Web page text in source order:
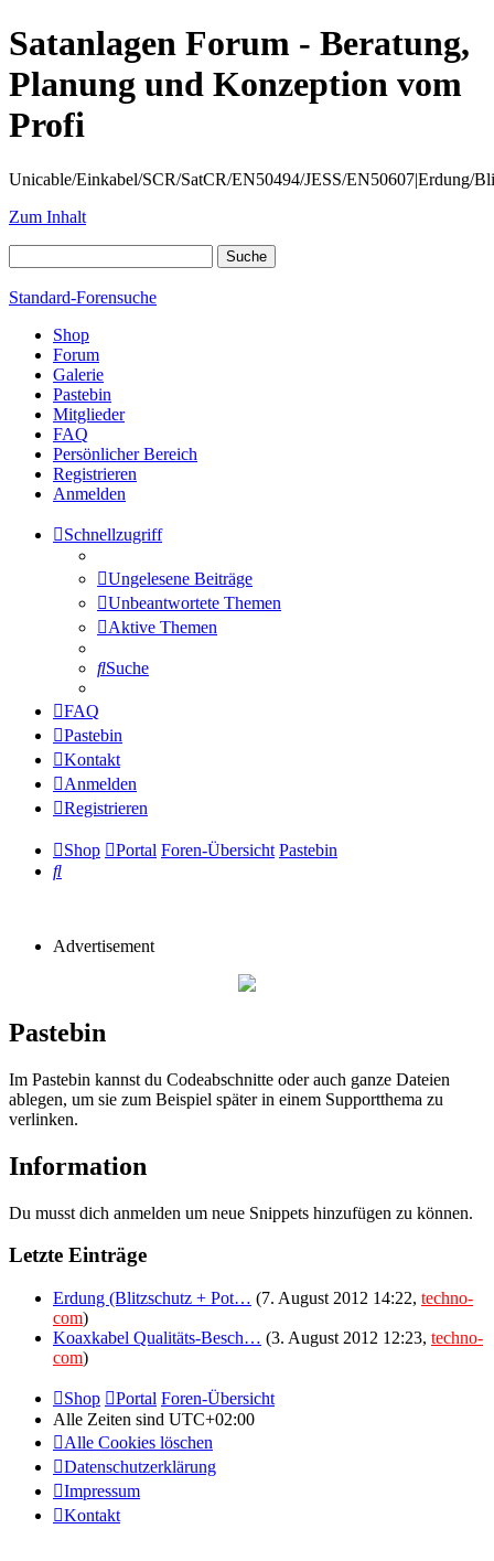
Satanlagen Forum - Beratung,
Planung und Konzeption vom
Profi
Unicable/Einkabel/SCR/SatCR/EN50494/JESS/EN50607|Erdung/
Zum Inhalt
Standard-Forensuche
Shop
Forum
Galerie
Pastebin
Mitglieder
FAQ
Persönlicher Bereich
Registrieren
Anmelden
Schnellzugriff
Ungelesene Beiträge
Unbeantwortete Themen
Aktive Themen
Suche
FAQ
Pastebin
Kontakt
Anmelden
Registrieren
Shop Portal Foren-Übersicht Pastebin
Suche
Advertisement
Pastebin
Im Pastebin kannst du Codeabschnitte oder auch ganze Dateien
ablegen, um sie zum Beispiel später in einem Supportthema zu
verlinken.
Information
Du musst dich anmelden um neue Snippets hinzufügen zu können.
Letzte Einträge
Erdung (Blitzschutz + Pot… (7. August 2012 14:22, techno-
com)
Koaxkabel Qualitäts-Besch… (3. August 2012 12:23, techno-
com)
Shop Portal Foren-Übersicht
Alle Zeiten sind UTC+02:00
Alle Cookies löschen
Datenschutzerklärung
Impressum
Kontakt